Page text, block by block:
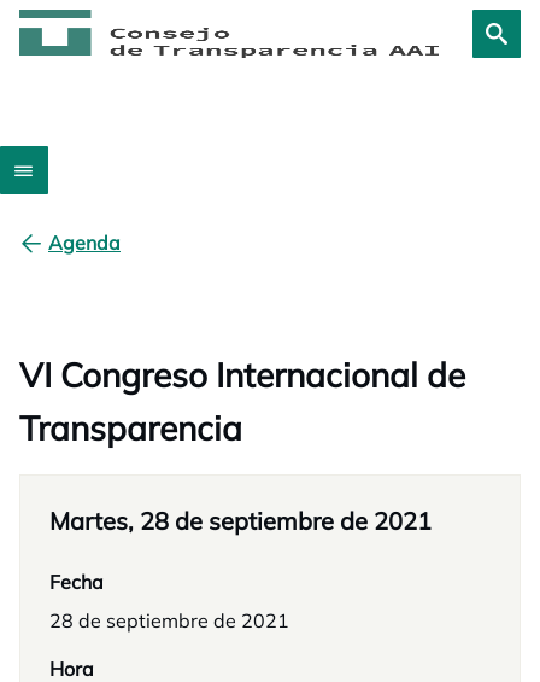
Agenda
VI Congreso Internacional de
Transparencia
Martes, 28 de septiembre de 2021
Fecha
28 de septiembre de 2021
Hora